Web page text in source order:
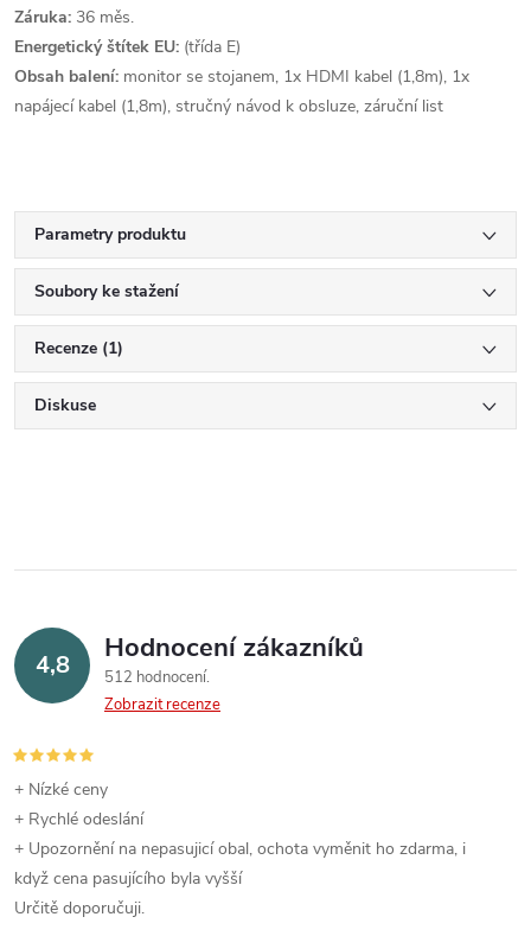
Záruka: 36 měs.
Energetický štítek EU: (třída E)
Obsah balení: monitor se stojanem, 1x HDMI kabel (1,8m), 1x
napájecí kabel (1,8m), stručný návod k obsluze, záruční list
Parametry produktu
Soubory ke stažení
Recenze (1)
Diskuse
4,8 Hodnocení zákazníků
512 hodnocení
Zobrazit recenze
+ Nízké ceny
+ Rychlé odeslání
+ Upozornění na nepasujicí obal, ochota vyměnit ho zdarma, i
když cena pasujícího byla vyšší
Určitě doporučuji.